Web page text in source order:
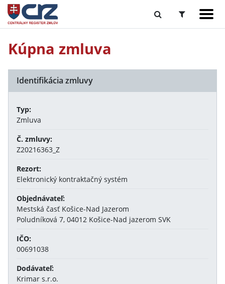
Kúpna zmluva
Identifikácia zmluvy
Typ:
Zmluva
Č. zmluvy:
Z20216363_Z
Rezort:
Elektronický kontraktačný systém
Objednávateľ:
Mestská časť Košice-Nad Jazerom
Poludníková 7, 04012 Košice-Nad jazerom SVK
IČO:
00691038
Dodávateľ:
Krimar s.r.o.